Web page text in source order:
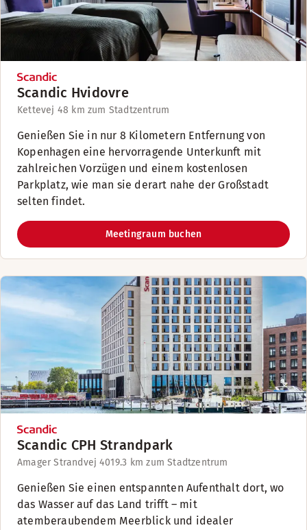
Scandic Hvidovre
Kettevej 48 km zum Stadtzentrum
Genießen Sie in nur 8 Kilometern Entfernung von
Kopenhagen eine hervorragende Unterkunft mit
zahlreichen Vorzügen und einem kostenlosen
Parkplatz, wie man sie derart nahe der Großstadt
selten findet.
Meetingraum buchen
Scandic CPH Strandpark
Amager Strandvej 4019.3 km zum Stadtzentrum
Genießen Sie einen entspannten Aufenthalt dort, wo
das Wasser auf das Land trifft – mit
atemberaubendem Meerblick und idealer